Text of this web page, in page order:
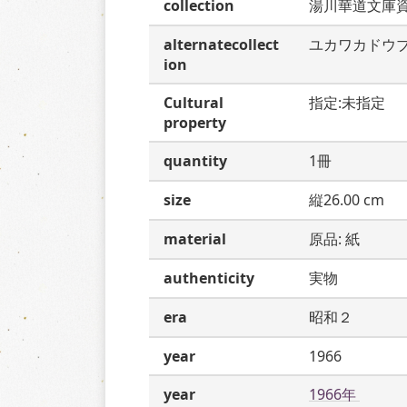
collection
湯川華道文庫
alternatecollect
ion
ユカワカドウ
Cultural
property
指定:未指定
quantity
1冊
size
縦26.00 cm
material
原品: 紙
authenticity
実物
era
昭和２
year
1966
year
1966年